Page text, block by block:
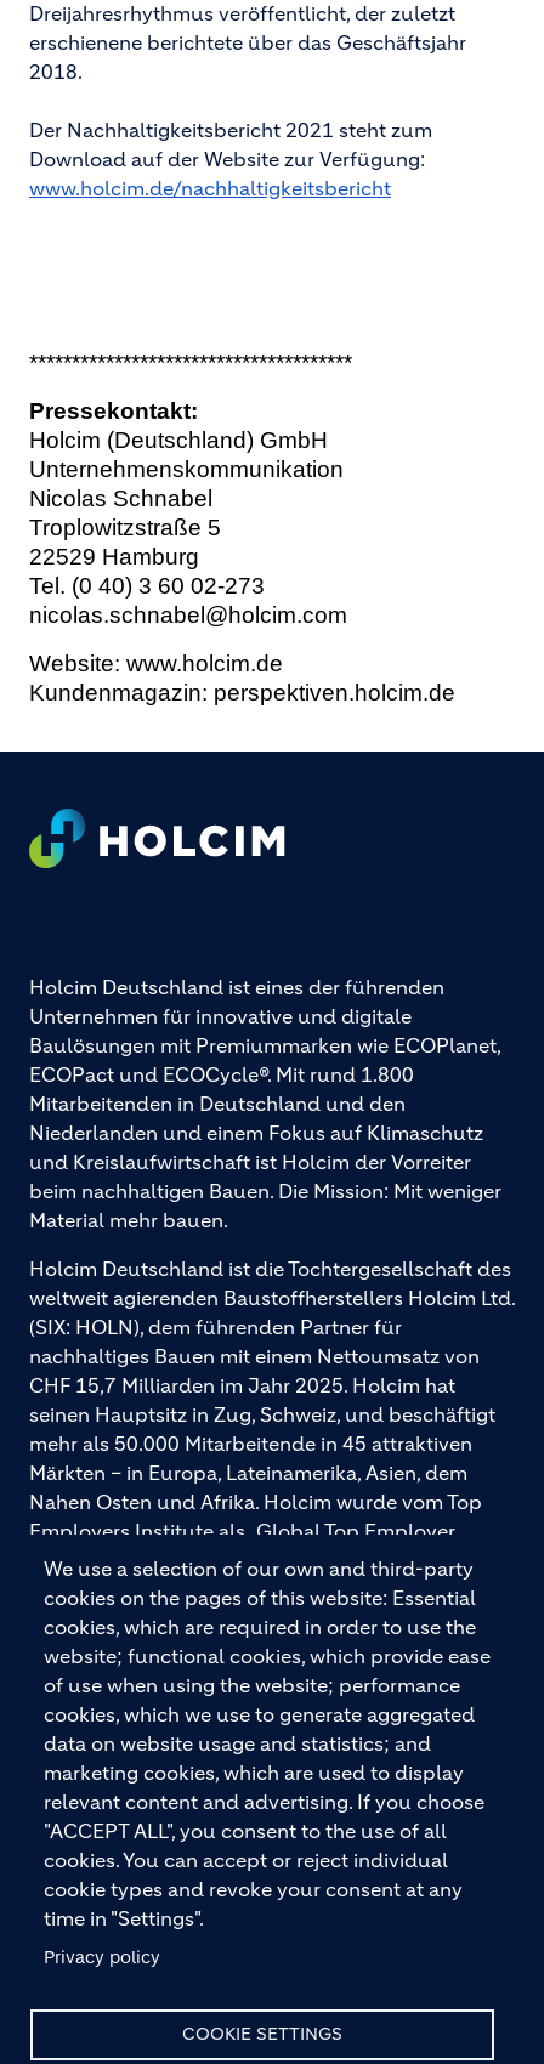
Dreijahresrhythmus veröffentlicht, der zuletzt
erschienene berichtete über das Geschäftsjahr
2018.
Der Nachhaltigkeitsbericht 2021 steht zum
Download auf der Website zur Verfügung:
www.holcim.de/nachhaltigkeitsbericht
**************************************
Pressekontakt:
Holcim (Deutschland) GmbH
Unternehmenskommunikation
Nicolas Schnabel
Troplowitzstraße 5
22529 Hamburg
Tel. (0 40) 3 60 02-273
nicolas.schnabel@holcim.com
Website: www.holcim.de
Kundenmagazin: perspektiven.holcim.de
We use a selection of our own and third-party
cookies on the pages of this website: Essential
cookies, which are required in order to use the
website; functional cookies, which provide ease
of use when using the website; performance
cookies, which we use to generate aggregated
data on website usage and statistics; and
marketing cookies, which are used to display
relevant content and advertising. If you choose
"ACCEPT ALL", you consent to the use of all
cookies. You can accept or reject individual
cookie types and revoke your consent at any
time in "Settings".
Privacy policy
COOKIE SETTINGS
Footer
KONTAKTIEREN SIE UNS
Holcim Deutschland ist eines der führenden
Unternehmen für innovative und digitale
Baulösungen mit Premiummarken wie ECOPlanet,
ECOPact und ECOCycle®. Mit rund 1.800
Mitarbeitenden in Deutschland und den
Niederlanden und einem Fokus auf Klimaschutz
und Kreislaufwirtschaft ist Holcim der Vorreiter
beim nachhaltigen Bauen. Die Mission: Mit weniger
Material mehr bauen.
Holcim Deutschland ist die Tochtergesellschaft des
weltweit agierenden Baustoffherstellers Holcim Ltd.
(SIX: HOLN), dem führenden Partner für
nachhaltiges Bauen mit einem Nettoumsatz von
CHF 15,7 Milliarden im Jahr 2025. Holcim hat
seinen Hauptsitz in Zug, Schweiz, und beschäftigt
mehr als 50.000 Mitarbeitende in 45 attraktiven
Märkten – in Europa, Lateinamerika, Asien, dem
Nahen Osten und Afrika. Holcim wurde vom Top
Employers Institute als „Global Top Employer
2026“ ausgezeichnet. Holcim bietet hochwertige
Baustoffe und integrierte Baulösungen für den
gesamten Bauprozess – vom Fundament über den
Boden bis zu Wänden und Dächern – mit
Premiummarken wie ECOPact, ECOPlanet,
ECOCycle und Ytong.